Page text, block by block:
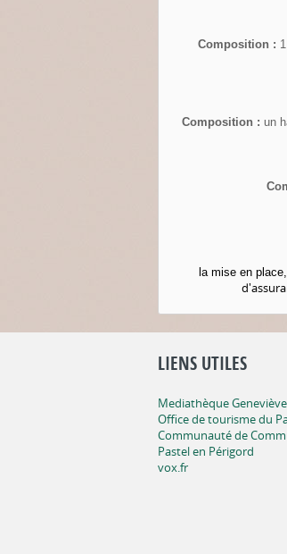
Composition :
Composition : un
la mise en
LIENS UTILES
Mediathèque
Office de tourisme du
Communauté de
Pastel en Périgord
vox.fr